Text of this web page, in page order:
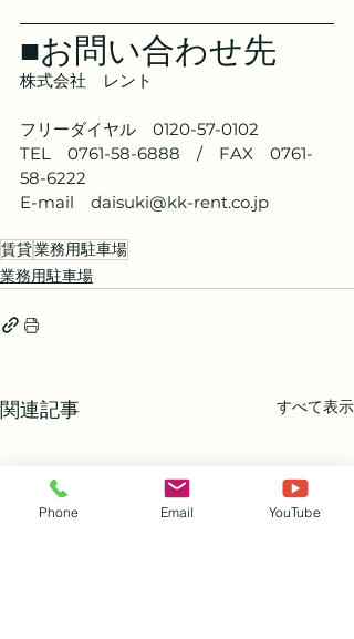
■お問い合わせ先
株式会社　レント
フリーダイヤル　0120-57-0102
TEL　0761-58-6888　/　FAX　0761-
58-6222
E-mail　daisuki@kk-rent.co.jp
賃貸業務用駐車場
業務用駐車場
関連記事 すべて表示
Phone Email YouTube